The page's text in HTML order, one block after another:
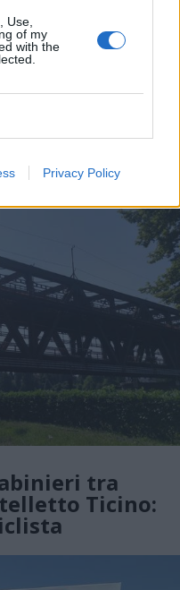
Use,
of my
with the
Privacy Policy
tra possibili
urbana in
tra
Ticino: